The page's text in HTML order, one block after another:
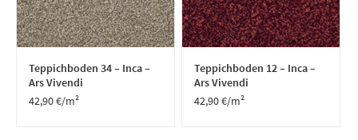
Teppichboden 34 – Inca –
Ars Vivendi
42,90€/m²
Teppichboden 12 – Inca –
Ars Vivendi
42,90€/m²